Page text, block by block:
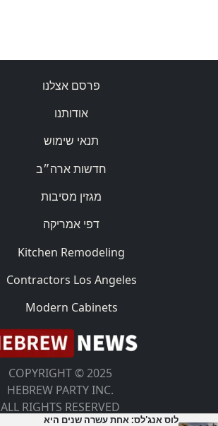
פרסם אצלנו
אודותנו
תנאי שימוש
חדשות ארה״ב
מגזין מסיבות
דפי אמריקה
Kitchen Remodeling
Contractors Los Angeles
Modern Cabinets
COPYRIGHT © 2025
HEBREW PARTY INC.
ALL RIGHTS RESERVED
לוס אנג'לס: אחת עשרה שנים היא